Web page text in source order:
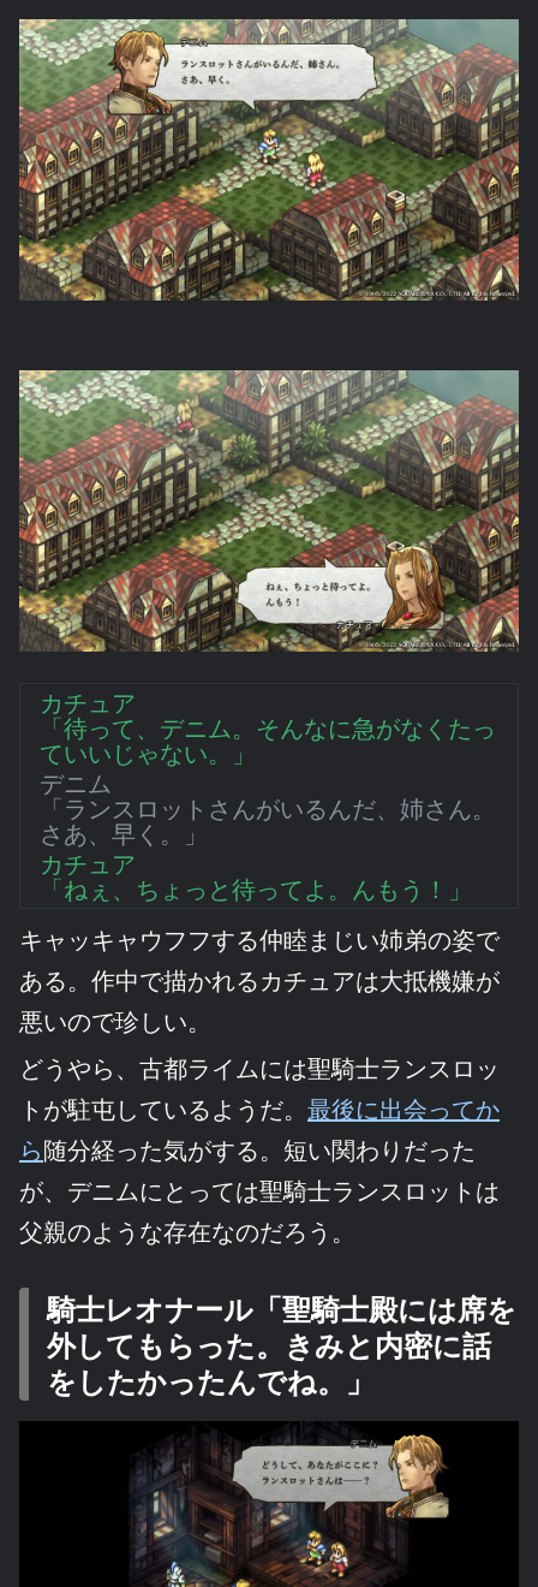
カチュア
「待って、デニム。そんなに急がなくたっ
ていいじゃない。」
デニム
「ランスロットさんがいるんだ、姉さん。
さあ、早く。」
カチュア
「ねぇ、ちょっと待ってよ。んもう！」
キャッキャウフフする仲睦まじい姉弟の姿で
ある。作中で描かれるカチュアは大抵機嫌が
悪いので珍しい。
どうやら、古都ライムには聖騎士ランスロッ
トが駐屯しているようだ。 最後に出会ってか
ら随分経った気がする。短い関わりだった
が、デニムにとっては聖騎士ランスロットは
父親のような存在なのだろう。
騎士レオナール「聖騎士殿には席を
外してもらった。きみと内密に話
をしたかったんでね。」